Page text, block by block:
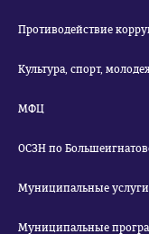
Противодействие
Культура, спорт,
МФЦ
ОСЗН по
Муниципальные услуги
Муниципальные